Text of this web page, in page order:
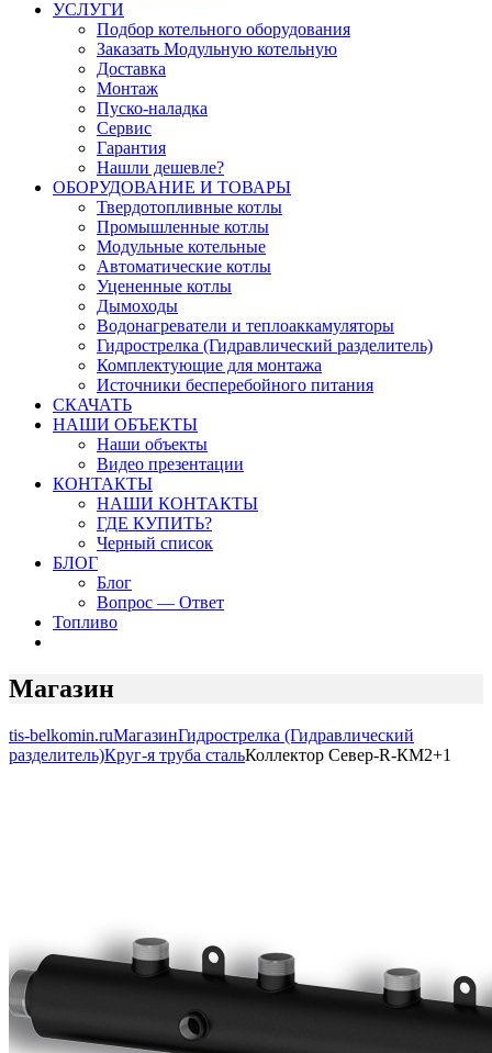
УСЛУГИ
Подбор котельного оборудования
Заказать Модульную котельную
Доставка
Монтаж
Пуско-наладка
Сервис
Гарантия
Нашли дешевле?
ОБОРУДОВАНИЕ И ТОВАРЫ
Твердотопливные котлы
Промышленные котлы
Модульные котельные
Автоматические котлы
Уцененные котлы
Дымоходы
Водонагреватели и теплоаккамуляторы
Гидрострелка (Гидравлический разделитель)
Комплектующие для монтажа
Источники бесперебойного питания
СКАЧАТЬ
НАШИ ОБЪЕКТЫ
Наши объекты
Видео презентации
КОНТАКТЫ
НАШИ КОНТАКТЫ
ГДЕ КУПИТЬ?
Черный список
БЛОГ
Блог
Вопрос — Ответ
Топливо
Магазин
tis-belkomin.ruМагазинГидрострелка (Гидравлический
разделитель)Круг-я труба стальКоллектор Север-R-КМ2+1